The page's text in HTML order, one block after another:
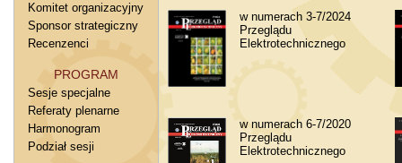
Komitet organizacyjny
Sponsor strategiczny
Recenzenci
PROGRAM
Sesje specjalne
Referaty plenarne
Harmonogram
Podział sesji
w numerach 3-7/2024
Przeglądu
Elektrotechnicznego
w numerach 6-7/2020
Przeglądu
Elektrotechnicznego